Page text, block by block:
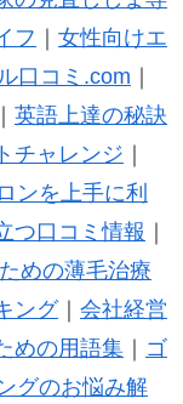
フ
女性向けエ
口コミ.com
英語上達の秘訣
チャレンジ
ンを上手に利
つ口コミ情報
めの薄毛治療
ング｜ 会社経営
めの用語集｜
ゴ
グのお悩み解